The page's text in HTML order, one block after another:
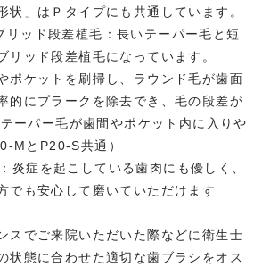
状」はＰタイプにも共通しています。
リッド段差植毛：長いテーパー毛と短
リッド段差植毛になっています。
ポケットを刷掃し、ラウンド毛が歯面
的にプラークを除去でき、毛の段差が
ーパー毛が歯間やポケット内に入りや
MとP20-S共通）
炎症を起こしている歯肉にも優しく、
でも安心して磨いていただけます
スでご来院いただいた際などに衛生士
状態に合わせた適切な歯ブラシをオス